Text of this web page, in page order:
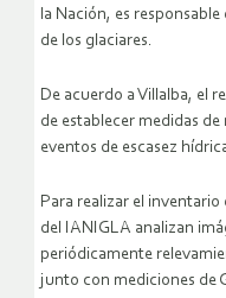
la Nación, es
de los glaciares.
De acuerdo a Villalba, el
de establecer medidas
eventos de escasez
Para realizar el inventario
del IANIGLA analizan
periódicamente
junto con mediciones de